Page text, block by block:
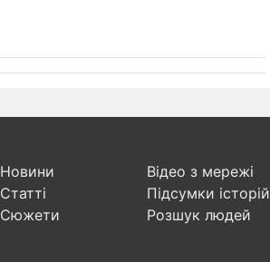
Новини
Статті
Сюжети
Відео з мережі
Підсумки історій
Розшук людей